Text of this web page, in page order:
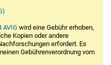
AVIG wird eine Gebühr erhoben,
Kopien oder andere
erfordert. Es
Gebührenverordnung vom